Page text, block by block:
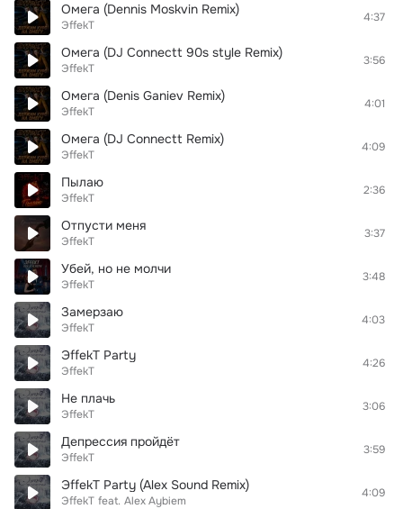
Омега (Dennis Moskvin Remix)
ЭffekT
4:37
Омега (DJ Connectt 90s style Remix)
ЭffekT
3:56
Омега (Denis Ganiev Remix)
ЭffekT
4:01
Омега (DJ Connectt Remix)
ЭffekT
4:09
Пылаю
ЭffekT
2:36
Отпусти меня
ЭffekT
3:37
Убей, но не молчи
ЭffekT
3:48
Замерзаю
ЭffekT
4:03
ЭffekT Party
ЭffekT
4:26
Не плачь
ЭffekT
3:06
Депрессия пройдёт
ЭffekT
3:59
ЭffekT Party (Alex Sound Remix)
ЭffekT feat. Alex Aybiem
4:09